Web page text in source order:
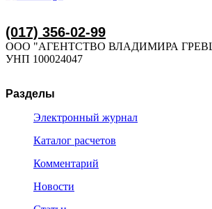
(017) 356-02-99
ООО "АГЕНТСТВО ВЛАДИМИРА
УНП 100024047
Разделы
Электронный журнал
Каталог расчетов
Комментарий
Новости